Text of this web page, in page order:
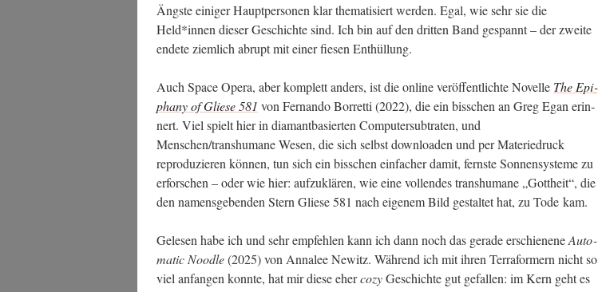
Ängs­te eini­ger Haupt­per­so­nen klar the­ma­ti­siert wer­den. Egal, wie sehr sie die
Held*innen die­ser Geschich­te sind. Ich bin auf den drit­ten Band gespannt – der zwei­te
ende­te ziem­lich abrupt mit einer fie­sen Enthüllung.
Auch Space Ope­ra, aber kom­plett anders, ist die online ver­öf­fent­lich­te Novel­le The Epi­
pha­ny of Glie­se 581 von Fer­nan­do Bor­ret­ti (2022), die ein biss­chen an Greg Egan erin­
nert. Viel spielt hier in dia­mant­ba­sier­ten Com­pu­ter­sub­tra­ten, und
Menschen/transhumane Wesen, die sich selbst down­loa­den und per Mate­rie­druck
repro­du­zie­ren kön­nen, tun sich ein biss­chen ein­fa­cher damit, ferns­te Son­nen­sys­te­me zu
erfor­schen – oder wie hier: auf­zu­klä­ren, wie eine voll­endes trans­hu­ma­ne „Gott­heit“, die
den namens­ge­ben­den Stern Glie­se 581 nach eige­nem Bild gestal­tet hat, zu Tode kam.
Gele­sen habe ich und sehr emp­feh­len kann ich dann noch das gera­de erschie­ne­neAuto­
ma­tic Nood­le(2025) von Anna­lee Newitz. Wäh­rend ich mit ihren Ter­ra­for­mern nicht so
viel anfan­gen konn­te, hat mir die­se ehercozyGeschich­te gut gefal­len: im Kern geht es